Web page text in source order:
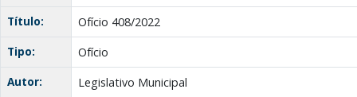
Título:
Ofício 408/2022
Tipo:
Ofício
Autor:
Legislativo Municipal